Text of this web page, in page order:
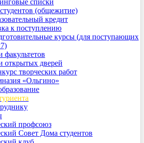
списки
(общежитие)
кредит
к поступлению
курсы (для поступающих
факультетов
открытых дверей
творческих работ
«Ольгино»
профсоюз
Совет Дома студентов